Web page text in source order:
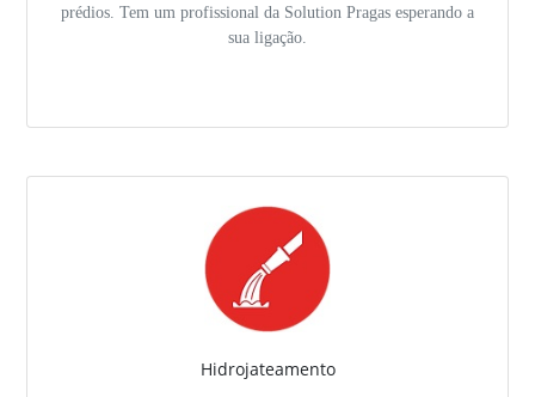
prédios. Tem um profissional da Solution Pragas esperando a
sua ligação.
Hidrojateamento